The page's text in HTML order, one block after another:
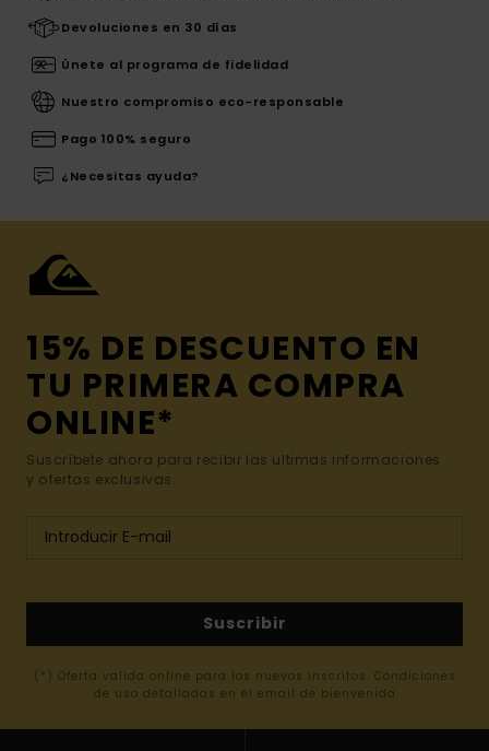
Devoluciones en 30 días
Únete al programa de fidelidad
Nuestro compromiso eco-responsable
Pago 100% seguro
¿Necesitas ayuda?
15% DE DESCUENTO EN
TU PRIMERA COMPRA
ONLINE*
Suscríbete ahora para recibir las ultimas informaciones
y ofertas exclusivas.
Suscribir
(*) Oferta valida online para los nuevos inscritos. Condiciones
de uso detalladas en el email de bienvenida